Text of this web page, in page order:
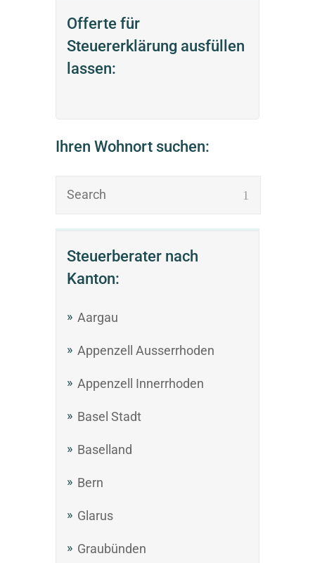
Offerte für
Steuererklärung ausfüllen
lassen:
Ihren Wohnort suchen:
Steuerberater nach
Kanton:
Aargau
Appenzell Ausserrhoden
Appenzell Innerrhoden
Basel Stadt
Baselland
Bern
Glarus
Graubünden